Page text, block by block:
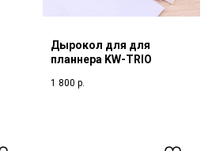
Дырокол для для
планнера KW-TRIO
1 800 р.